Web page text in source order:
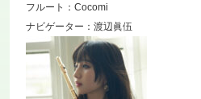
フルート：Cocomi
ナビゲーター：渡辺眞伍